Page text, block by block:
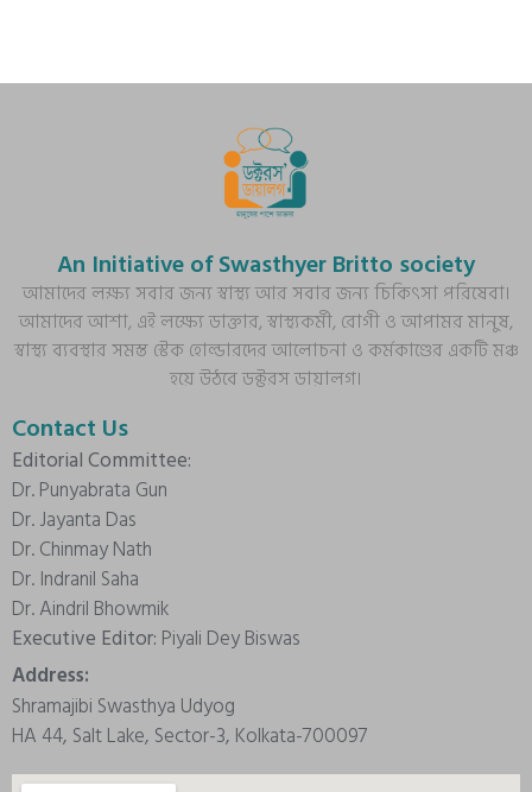
An Initiative of Swasthyer Britto society
আমাদের লক্ষ্য সবার জন্য স্বাস্থ্য আর সবার জন্য চিকিৎসা পরিষেবা।
আমাদের আশা, এই লক্ষ্যে ডাক্তার, স্বাস্থ্যকর্মী, রোগী ও আপামর মানুষ,
স্বাস্থ্য ব্যবস্থার সমস্ত স্টেক হোল্ডারদের আলোচনা ও কর্মকাণ্ডের একটি মঞ্চ
হয়ে উঠবে ডক্টরস ডায়ালগ।
Contact Us
Editorial Committee:
Dr. Punyabrata Gun
Dr. Jayanta Das
Dr. Chinmay Nath
Dr. Indranil Saha
Dr. Aindril Bhowmik
Executive Editor: Piyali Dey Biswas
Address:
Shramajibi Swasthya Udyog
HA 44, Salt Lake, Sector-3, Kolkata-700097